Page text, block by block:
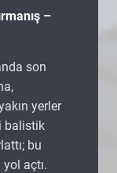
–
son
yerler
balistik
bu
açtı.